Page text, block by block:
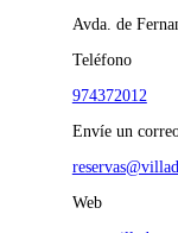
Avda. de
Teléfono
974372012
Envíe un
Web